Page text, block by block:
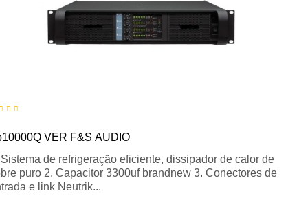
VER F&S AUDIO
de refrigeração eficiente, dissipador de calor de
puro 2. Capacitor 3300uf brandnew 3. Conectores de
e link Neutrik...